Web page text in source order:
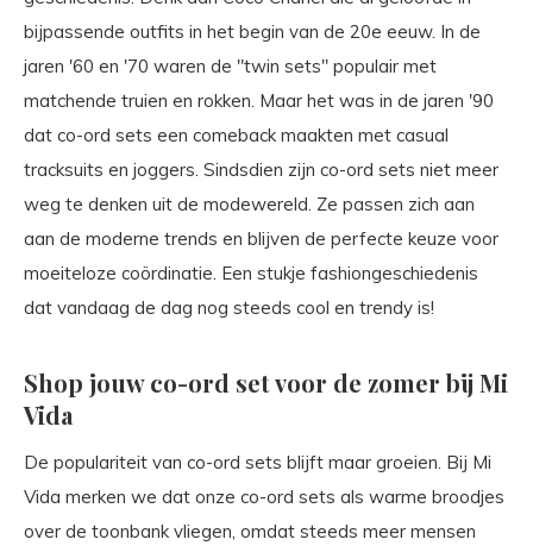
bijpassende outfits in het begin van de 20e eeuw. In de
jaren '60 en '70 waren de "twin sets" populair met
matchende truien en rokken. Maar het was in de jaren '90
dat co-ord sets een comeback maakten met casual
tracksuits en joggers. Sindsdien zijn co-ord sets niet meer
weg te denken uit de modewereld. Ze passen zich aan
aan de moderne trends en blijven de perfecte keuze voor
moeiteloze coördinatie. Een stukje fashiongeschiedenis
dat vandaag de dag nog steeds cool en trendy is!
Shop jouw co-ord set voor de zomer bij Mi
Vida
De populariteit van co-ord sets blijft maar groeien. Bij Mi
Vida merken we dat onze co-ord sets als warme broodjes
over de toonbank vliegen, omdat steeds meer mensen